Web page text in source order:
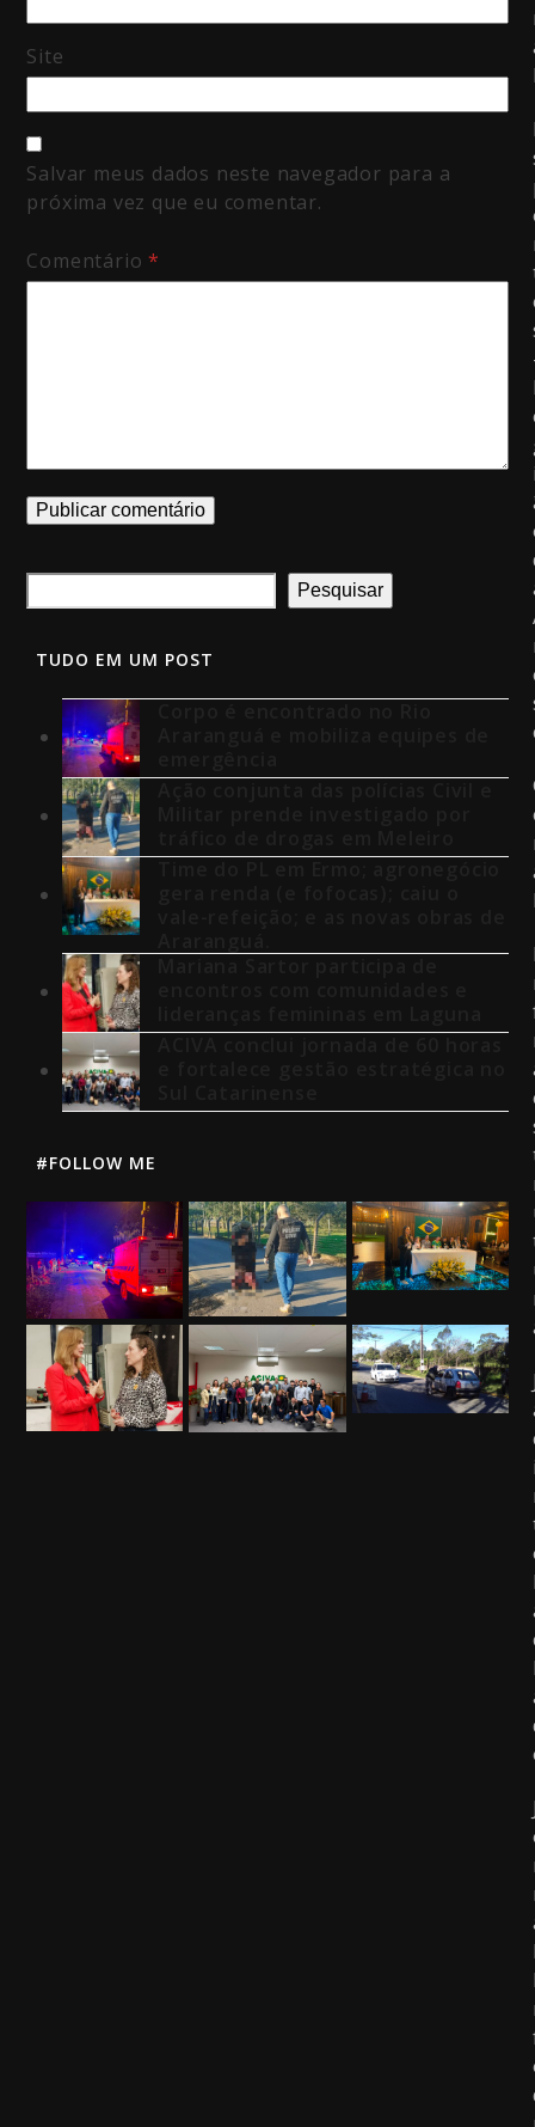
Site
Salvar meus dados neste navegador para a
próxima vez que eu comentar.
Comentário*
Pesquisar
TUDO EM UM POST
#FOLLOW ME